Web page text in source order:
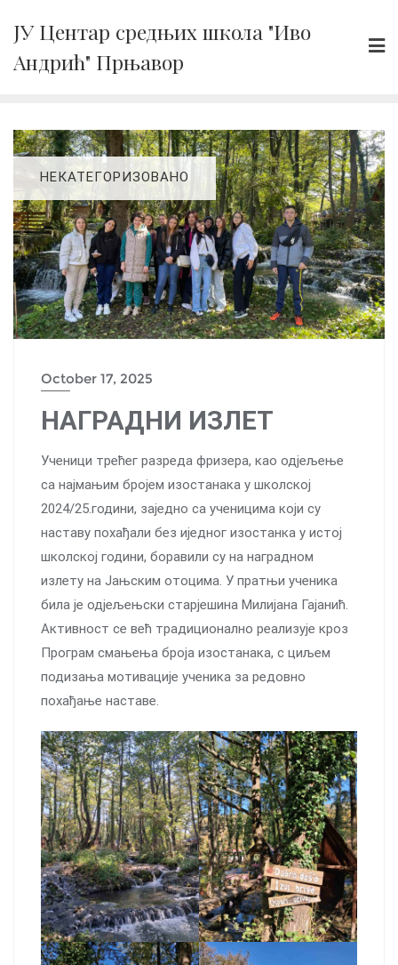
content
ЈУ Центар средњих школа "Иво
Андрић" Прњавор
НЕКАТЕГОРИЗОВАНО
October 17, 2025
НАГРАДНИ ИЗЛЕТ
Ученици трећег разреда фризера, као одјељење
са најмањим бројем изостанака у школској
2024/25.години, заједно са ученицима који су
наставу похађали без иједног изостанка у истој
школској години, боравили су на наградном
излету на Јањским отоцима. У пратњи ученика
била је одјељењски старјешина Милијана Гајанић.
Активност се већ традиционално реализује кроз
Програм смањења броја изостанака, с циљем
подизања мотивације ученика за редовно
похађање наставе.